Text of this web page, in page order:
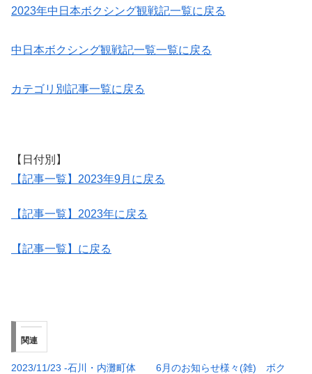
2023年中日本ボクシング観戦記一覧に戻る
中日本ボクシング観戦記一覧一覧に戻る
カテゴリ別記事一覧に戻る
【日付別】
【記事一覧】2023年9月に戻る
【記事一覧】2023年に戻る
【記事一覧】に戻る
関連
2023/11/23 -石川・内灘町体
6月のお知らせ様々(雑) ボク